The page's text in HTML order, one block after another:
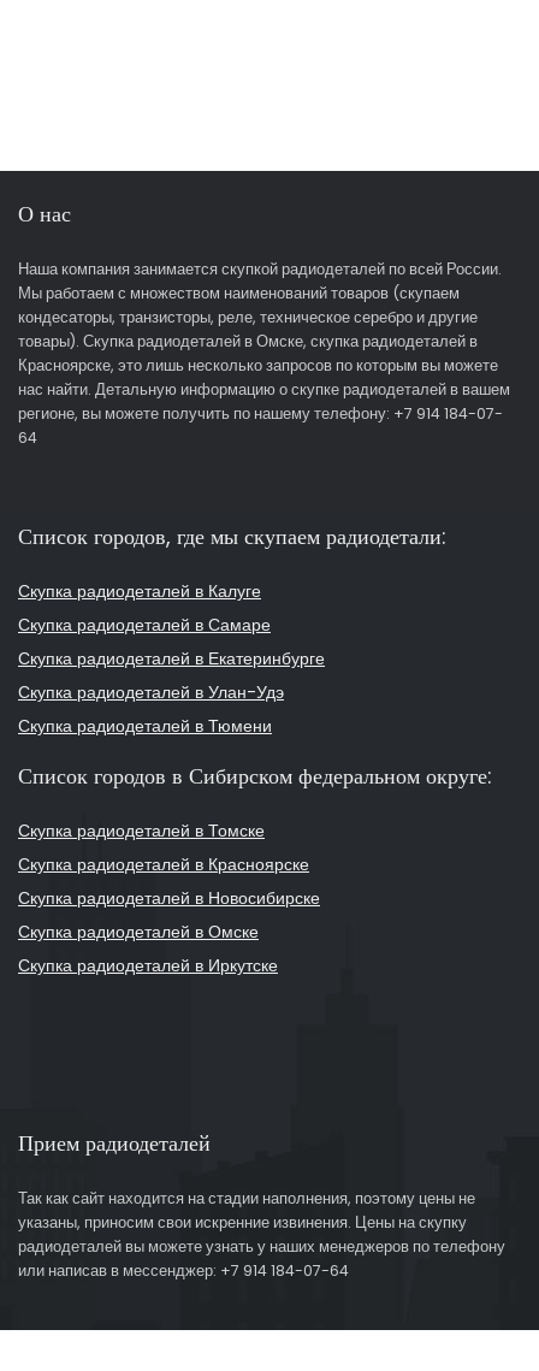
О нас
Наша компания занимается скупкой радиодеталей по всей России.
Мы работаем с множеством наименований товаров (скупаем
кондесаторы, транзисторы, реле, техническое серебро и другие
товары). Скупка радиодеталей в Омске, скупка радиодеталей в
Красноярске, это лишь несколько запросов по которым вы можете
нас найти. Детальную информацию о скупке радиодеталей в вашем
регионе, вы можете получить по нашему телефону: +7 914 184-07-
64
Список городов, где мы скупаем радиодетали:
Скупка радиодеталей в Калуге
Скупка радиодеталей в Самаре
Скупка радиодеталей в Екатеринбурге
Скупка радиодеталей в Улан-Удэ
Скупка радиодеталей в Тюмени
Список городов в Сибирском федеральном округе:
Скупка радиодеталей в Томске
Скупка радиодеталей в Красноярске
Скупка радиодеталей в Новосибирске
Скупка радиодеталей в Омске
Скупка радиодеталей в Иркутске
Прием радиодеталей
Так как сайт находится на стадии наполнения, поэтому цены не
указаны, приносим свои искренние извинения. Цены на скупку
радиодеталей вы можете узнать у наших менеджеров по телефону
или написав в мессенджер: +7 914 184-07-64